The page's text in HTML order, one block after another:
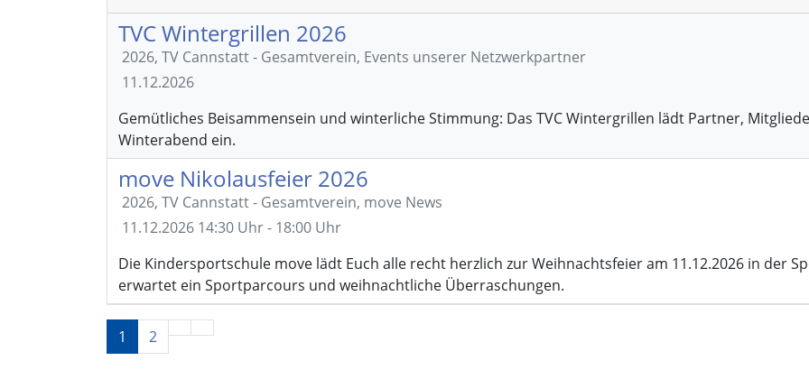
TVC Wintergrillen 2026
2026, TV Cannstatt - Gesamtverein, Events unserer Netzwerkpartner
11.12.2026
Gemütliches Beisammensein und winterliche Stimmung: Das TVC Wintergrillen lädt Partner,
Winterabend ein.
move Nikolausfeier 2026
2026, TV Cannstatt - Gesamtverein, move News
11.12.2026 14:30 Uhr - 18:00 Uhr
Die Kindersportschule move lädt Euch alle recht herzlich zur Weihnachtsfeier am 11.12.2026 in der
erwartet ein Sportparcours und weihnachtliche Überraschungen.
1 2